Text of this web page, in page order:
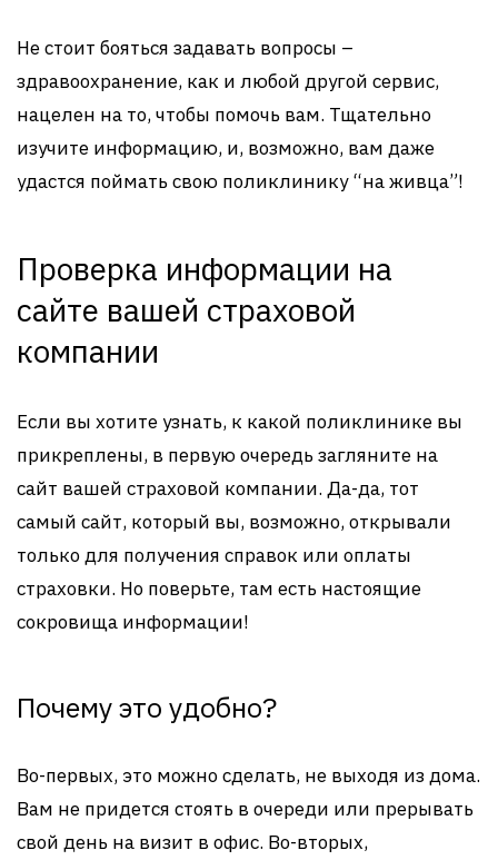
Не стоит бояться задавать вопросы –
здравоохранение, как и любой другой сервис,
нацелен на то, чтобы помочь вам. Тщательно
изучите информацию, и, возможно, вам даже
удастся поймать свою поликлинику “на живца”!
Проверка информации на
сайте вашей страховой
компании
Если вы хотите узнать, к какой поликлинике вы
прикреплены, в первую очередь загляните на
сайт вашей страховой компании. Да-да, тот
самый сайт, который вы, возможно, открывали
только для получения справок или оплаты
страховки. Но поверьте, там есть настоящие
сокровища информации!
Почему это удобно?
Во-первых, это можно сделать, не выходя из дома.
Вам не придется стоять в очереди или прерывать
свой день на визит в офис. Во-вторых,